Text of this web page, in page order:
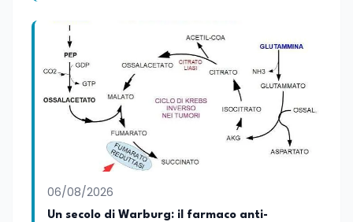
06/08/2026
Un secolo di Warburg: il farmaco anti-